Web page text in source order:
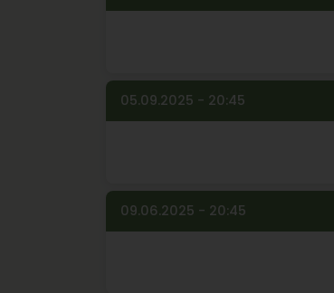
05.09.2025 - 20:45
09.06.2025 - 20:45